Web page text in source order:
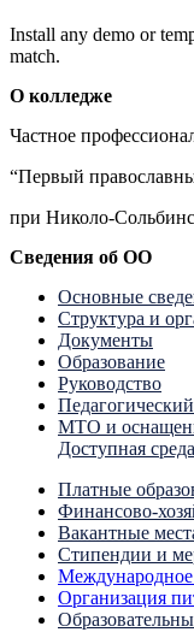
Install any demo or
match.
О колледже
Частное
“Первый
при Николо-
Сведения об ОО
Основные
Структура и
Документы
Образование
Руководство
Педагогический
МТО и
Доступная среда
Платные
Финансово-
Вакантные
Стипендии и
Международное
Организация